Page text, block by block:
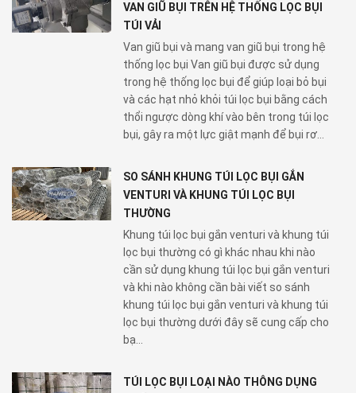
VAN GIŨ BỤI TRÊN HỆ THỐNG LỌC BỤI
TÚI VẢI
Van giũ bụi và mang van giũ bụi trong hệ
thống lọc bụi Van giũ bụi được sử dụng
trong hệ thống lọc bụi để giúp loại bỏ bụi
và các hạt nhỏ khỏi túi lọc bụi bằng cách
thổi ngược dòng khí vào bên trong túi lọc
bụi, gây ra một lực giật mạnh để bụi rơ...
SO SÁNH KHUNG TÚI LỌC BỤI GẮN
VENTURI VÀ KHUNG TÚI LỌC BỤI
THƯỜNG
Khung túi lọc bụi gắn venturi và khung túi
lọc bụi thường có gì khác nhau khi nào
cần sử dụng khung túi lọc bụi gắn venturi
và khi nào không cần bài viết so sánh
khung túi lọc bụi gắn venturi và khung túi
lọc bụi thường dưới đây sẽ cung cấp cho
bạ...
TÚI LỌC BỤI LOẠI NÀO THÔNG DỤNG